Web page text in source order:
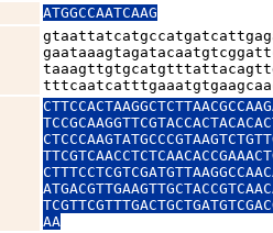
ATGGCCAATCAAG
AA